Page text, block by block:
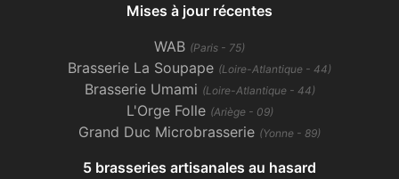
Mises à jour récentes
WAB (Paris - 75)
Brasserie La Soupape (Loire-Atlantique - 44)
Brasserie Umami (Loire-Atlantique - 44)
L'Orge Folle (Ariège - 09)
Grand Duc Microbrasserie (Yonne - 89)
5 brasseries artisanales au hasard